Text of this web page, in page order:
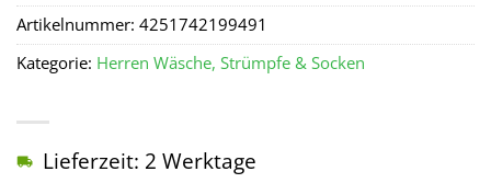
Lieferzeit: 2 Werktage
Artikelnummer: 4251742199491
Kategorie: Herren Wäsche, Strümpfe & Socken